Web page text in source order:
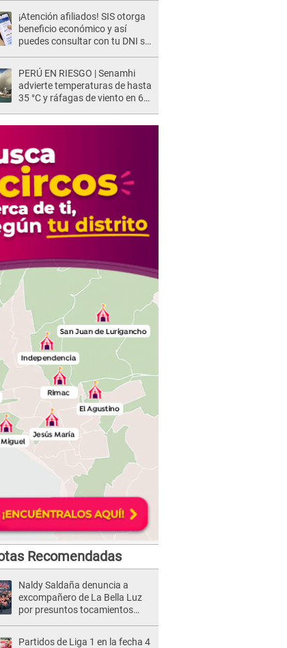
¡Atención afiliados! SIS otorga
beneficio económico y así
puedes consultar con tu DNI si
PERÚ EN RIESGO | Senamhi
advierte temperaturas de hasta
35 °C y ráfagas de viento en 6
Recomendadas
Naldy Saldaña denuncia a
excompañero de La Bella Luz
por presuntos tocamientos
Partidos de Liga 1 en la fecha 4